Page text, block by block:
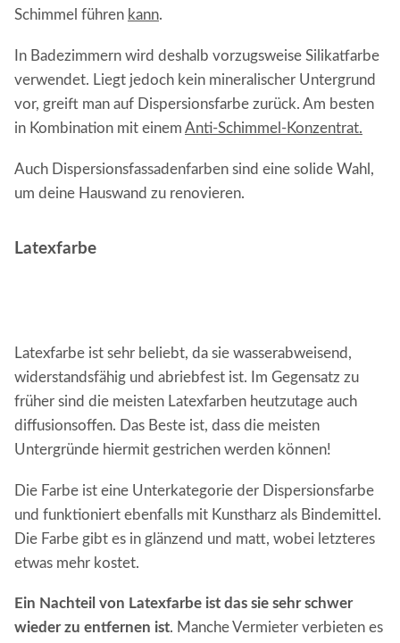
Schimmel führen kann.
In Badezimmern wird deshalb vorzugsweise Silikatfarbe
verwendet. Liegt jedoch kein mineralischer Untergrund
vor, greift man auf Dispersionsfarbe zurück. Am besten
in Kombination mit einem Anti-Schimmel-Konzentrat.
Auch Dispersionsfassadenfarben sind eine solide Wahl,
um deine Hauswand zu renovieren.
Latexfarbe
Latexfarbe ist sehr beliebt, da sie wasserabweisend,
widerstandsfähig und abriebfest ist. Im Gegensatz zu
früher sind die meisten Latexfarben heutzutage auch
diffusionsoffen. Das Beste ist, dass die meisten
Untergründe hiermit gestrichen werden können!
Die Farbe ist eine Unterkategorie der Dispersionsfarbe
und funktioniert ebenfalls mit Kunstharz als Bindemittel.
Die Farbe gibt es in glänzend und matt, wobei letzteres
etwas mehr kostet.
Ein Nachteil von Latexfarbe ist das sie sehr schwer
wieder zu entfernen ist. Manche Vermieter verbieten es